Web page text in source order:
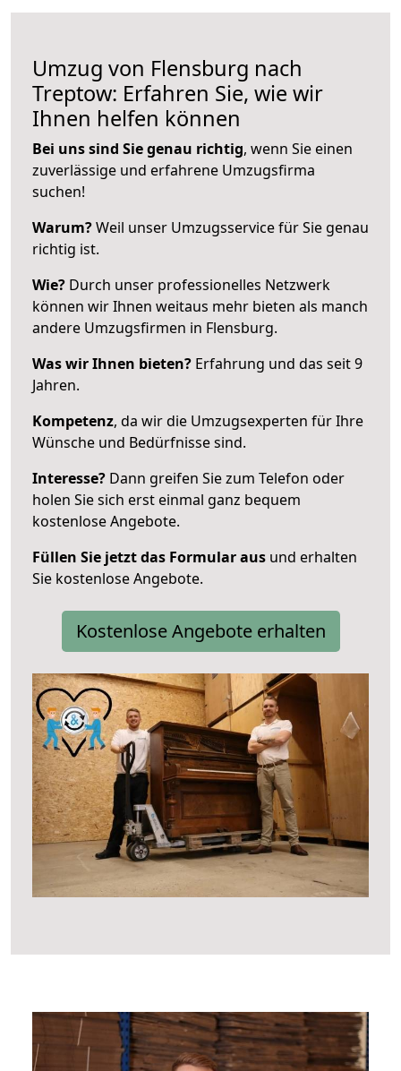
Umzug von Flensburg nach
Treptow: Erfahren Sie, wie wir
Ihnen helfen können
Bei uns sind Sie genau richtig, wenn Sie einen
zuverlässige und erfahrene Umzugsfirma
suchen!
Warum?Weil unser Umzugsservice für Sie genau
richtig ist.
Wie? Durch unser professionelles Netzwerk
können wir Ihnen weitaus mehr bieten als manch
andere Umzugsfirmen in Flensburg.
Was wir Ihnen bieten? Erfahrung und das seit 9
Jahren.
Kompetenz, da wir die Umzugsexperten für Ihre
Wünsche und Bedürfnisse sind.
Interesse? Dann greifen Sie zum Telefon oder
holen Sie sich erst einmal ganz bequem
kostenlose Angebote.
Füllen Sie jetzt das Formular aus und erhalten
Sie kostenlose Angebote.
Kostenlose Angebote erhalten